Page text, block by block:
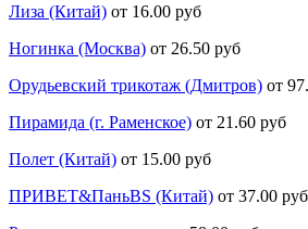
Лиза (Китай) от 16.00 руб
Ногинка (Москва) от 26.50 руб
Орудьевский трикотаж (Дмитров) от
Пирамида (г. Раменское) от 21.60 руб
Полет (Китай) от 15.00 руб
ПРИВЕТ&ПаньBS (Китай) от 37.00 руб